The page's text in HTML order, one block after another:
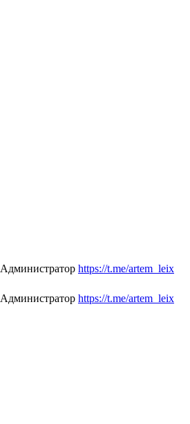
Администратор https://t.me/artem_leix
Администратор https://t.me/artem_leix